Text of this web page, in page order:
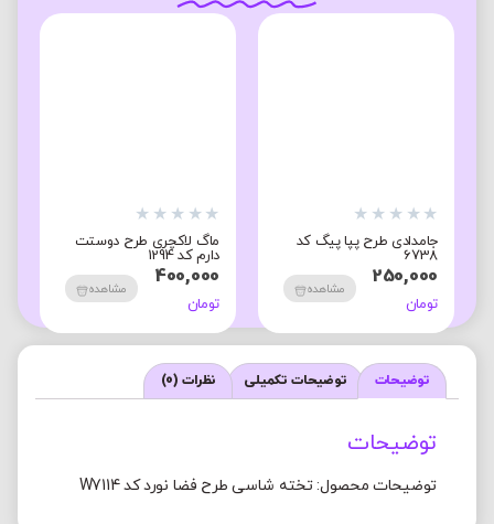
★
★
★
★
★
جامدادی طرح پپا پیگ کد
6738
250,000
تومان
مشاهده
★
★
★
★
★
ماگ لاکچری طرح دوستت
دارم کد 1294
400,000
تومان
مشاهده
توضیحات توضیحات تکمیلی نظرات (0)
توضیحات
توضیحات محصول: تخته شاسی طرح فضا نورد کد W7114